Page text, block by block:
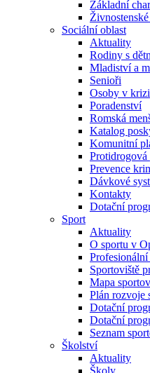
Základní
Sociální oblast
Aktuality
Rodiny s
Mladiství a
Senioři
Osoby v krizi
Poradenství
Romská
Katalog
Komunitní
Prevence
Dávkové
Kontakty
Dotační
Sport
Aktuality
O sportu v
Profesionální
Sportoviště
Mapa
Plán rozvoje
Dotační
Dotační
Seznam
Školství
Aktuality